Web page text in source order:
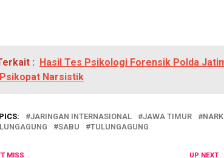
: Hasil Tes Psikologi Forensik Polda
Narsistik
JARINGAN INTERNASIONAL JAWA TIMUR
SABU TULUNGAGUNG
UP NEXT
MISS